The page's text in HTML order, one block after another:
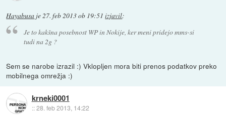
Hayabusa je27. feb 2013 ob 19:51 izjavil:
Je to kakšna posebnost WP in Nokije, ker meni pridejo mms-si
tudi na 2g ?
Sem se narobe izrazil :) Vklopljen mora biti prenos podatkov preko
mobilnega omrežja :)
krneki0001
::28. feb 2013, 14:22